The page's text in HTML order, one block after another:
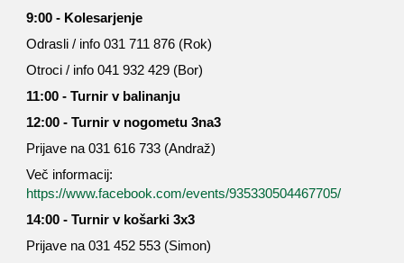
9:00 - Kolesarjenje
Odrasli / info 031 711 876 (Rok)
Otroci / info 041 932 429 (Bor)
11:00 - Turnir v balinanju
12:00 - Turnir v nogometu 3na3
Prijave na 031 616 733 (Andraž)
Več informacij:
https://www.facebook.com/events/935330504467705/
14:00 - Turnir v košarki 3x3
Prijave na 031 452 553 (Simon)